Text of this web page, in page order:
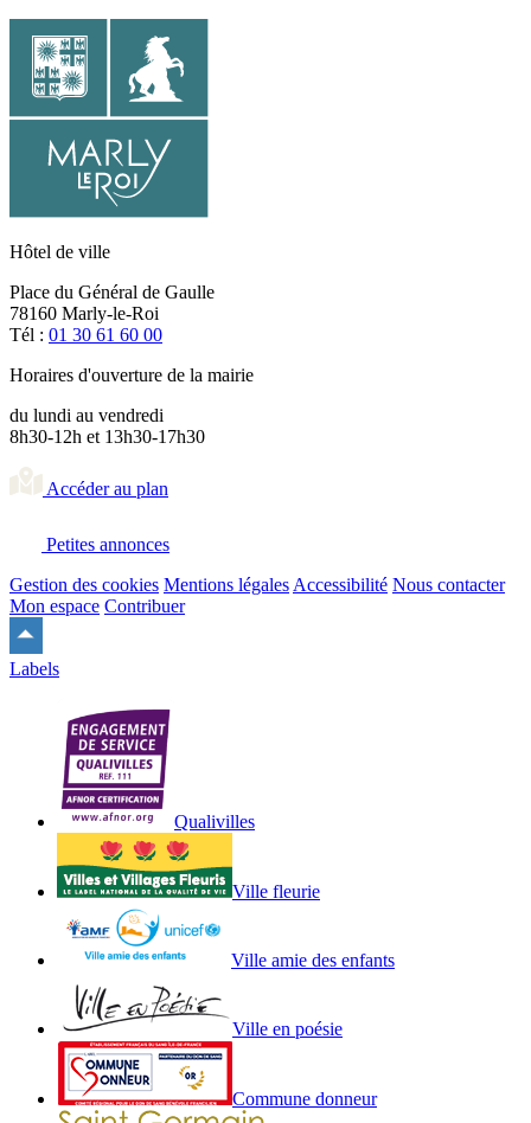
Hôtel de ville
Place du Général de Gaulle
78160 Marly-le-Roi
Tél : 01 30 61 60 00
Horaires d'ouverture de la mairie
du lundi au vendredi
8h30-12h et 13h30-17h30
Accéder au plan
Petites annonces
Gestion des cookies Mentions légalesAccessibilité Nous contacter
Mon espace Contribuer
haut
Labels
Qualivilles
Ville fleurie
Ville amie des enfants
Ville en poésie
Commune donneur